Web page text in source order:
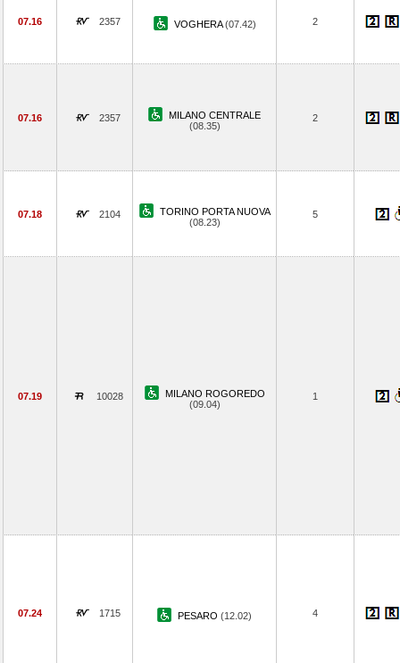
07.16 2357 VOGHERA(07.42) 2
07.16 2357
MILANO CENTRALE
(08.35)
2
07.18 2104
TORINO PORTA NUOVA
(08.23)
5
07.19 10028
MILANO ROGOREDO
(09.04)
1
07.24 1715 PESARO (12.02) 4